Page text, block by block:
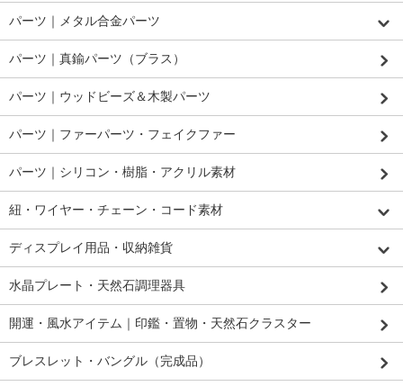
パーツ｜メタル合金パーツ
パーツ｜真鍮パーツ（ブラス）
パーツ｜ウッドビーズ＆木製パーツ
パーツ｜ファーパーツ・フェイクファー
パーツ｜シリコン・樹脂・アクリル素材
紐・ワイヤー・チェーン・コード素材
ディスプレイ用品・収納雑貨
水晶プレート・天然石調理器具
開運・風水アイテム｜印鑑・置物・天然石クラスター
ブレスレット・バングル（完成品）